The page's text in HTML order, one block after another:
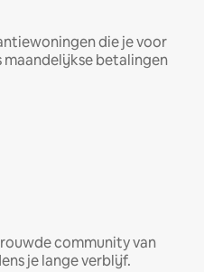
die je voor
betalingen
community van
je lange verblijf.